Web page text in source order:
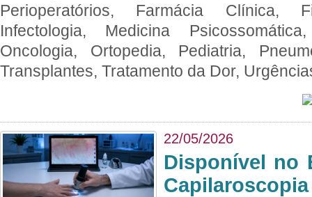
Perioperatórios, Farmácia Clínica,
Infectologia, Medicina
Oncologia, Ortopedia, Pediatria,
Transplantes, Tratamento da Dor,
22/05/2026
Disponível no